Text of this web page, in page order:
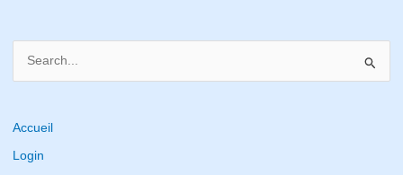
r
c
Accueil
Login